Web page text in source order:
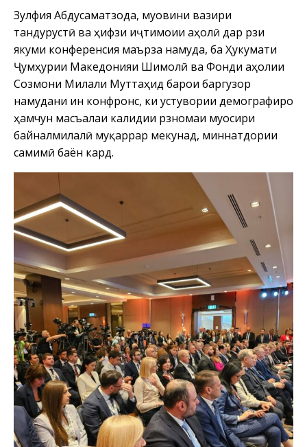
Зулфия Абдусаматзода, муовини вазири
тандурустӣ ва ҳифзи иҷтимоии аҳолӣ дар рӯзи
якуми конференсия маърӯза намуда, ба Ҳукумати
Ҷумҳурии Македонияи Шимолӣ ва Фонди аҳолии
Созмони Милали Муттаҳид барои баргузор
намудани ин конфронс, ки устувории демографиро
ҳамчун масъалаи калидии рӯзномаи муосири
байналмилалӣ муқаррар мекунад, миннатдории
самимӣ баён кард.